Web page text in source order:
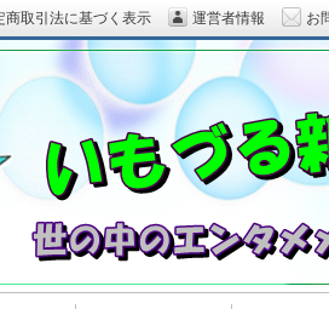
商取引法に基づく表示 運営者情報 お